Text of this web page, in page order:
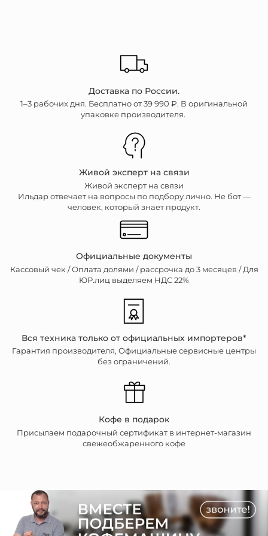
Доставка по России.
1–3 рабочих дня. Бесплатно от 39 990 ₽. В оригинальной
упаковке производителя.
Живой эксперт на связи
Живой эксперт на связи
Ильдар отвечает на вопросы по подбору лично. Не бот —
человек, который знает продукт.
Официальные документы
Кассовый чек /Оплата долями / рассрочка до 3 месяцев / Для
ЮР.лиц выделяем НДС 22%
Вся техника только от официальных импортеров*
Гарантия производителя, Официальные сервисные центры
без ограничений.
Кофе в подарок
Присылаем подарочный сертификат в интернет-магазин
свежеобжаренного кофе